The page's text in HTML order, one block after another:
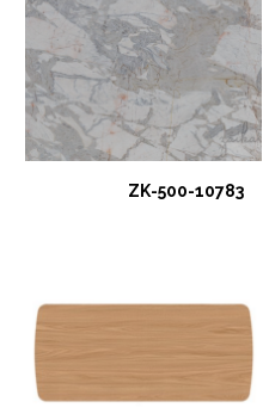
ZK-500-10783